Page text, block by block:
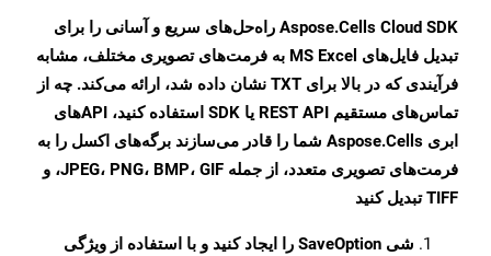
Aspose.Cells Cloud SDK راه‌حل‌های سریع و آسانی را برای
تبدیل فایل‌های MS Excel به فرمت‌های تصویری مختلف، مشابه
فرآیندی که در بالا برای TXT نشان داده شد، ارائه می‌کند. چه از
تماس‌های مستقیم REST API یا SDK استفاده کنید، APIهای
ابری Aspose.Cells شما را قادر می‌سازند برگه‌های اکسل را به
فرمت‌های تصویری متعدد، از جمله JPEG، PNG، BMP، GIF، و
TIFF تبدیل کنید
شی SaveOption را ایجاد کنید و با استفاده از ویژگی